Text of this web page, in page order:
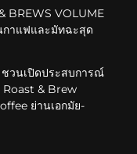
BREWS VOLUME
กาแฟและมัทฉะสุด
วนเปิดประสบการณ์
Roast & Brew
ย่านเอกมัย-